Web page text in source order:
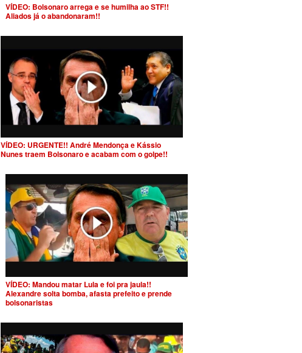
VÍDEO: Bolsonaro arrega e se humilha ao STF!!
Aliados já o abandonaram!!
VÍDEO: URGENTE!! André Mendonça e Kássio
Nunes traem Bolsonaro e acabam com o golpe!!
VÍDEO: Mandou matar Lula e foi pra jaula!!
Alexandre solta bomba, afasta prefeito e prende
bolsonaristas